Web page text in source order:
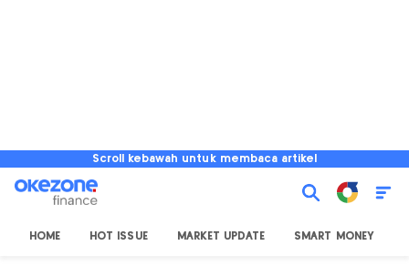
Scroll kebawah untuk membaca artikel
HOME HOT ISSUE MARKET UPDATE SMART MONEY